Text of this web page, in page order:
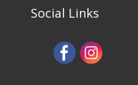
Social Links